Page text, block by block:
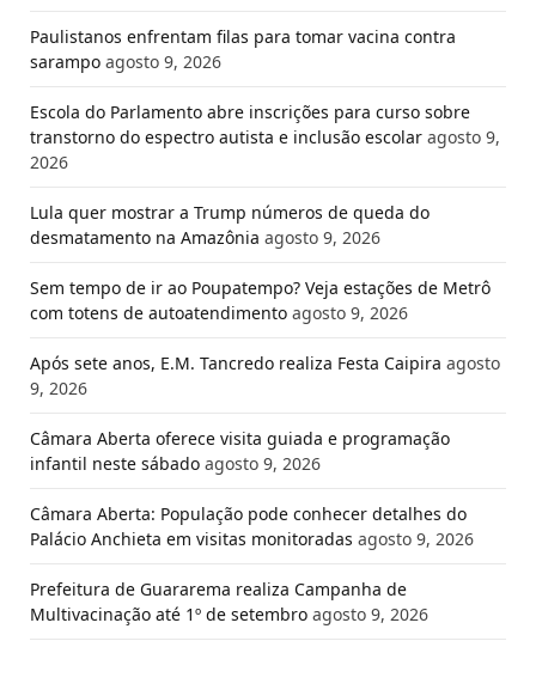
Paulistanos enfrentam filas para tomar vacina contra
sarampo agosto 9, 2026
Escola do Parlamento abre inscrições para curso sobre
transtorno do espectro autista e inclusão escolar agosto 9,
2026
Lula quer mostrar a Trump números de queda do
desmatamento na Amazônia agosto 9, 2026
Sem tempo de ir ao Poupatempo? Veja estações de Metrô
com totens de autoatendimento agosto 9, 2026
Após sete anos, E.M. Tancredo realiza Festa Caipira agosto
9, 2026
Câmara Aberta oferece visita guiada e programação
infantil neste sábado agosto 9, 2026
Câmara Aberta: População pode conhecer detalhes do
Palácio Anchieta em visitas monitoradas agosto 9, 2026
Prefeitura de Guararema realiza Campanha de
Multivacinação até 1º de setembro agosto 9, 2026